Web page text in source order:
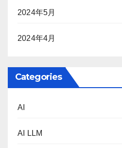
2024年5月
2024年4月
Categories
AI
AI LLM